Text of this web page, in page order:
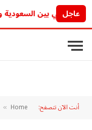
عاجل
أنت الآن تتصفح: Home
»